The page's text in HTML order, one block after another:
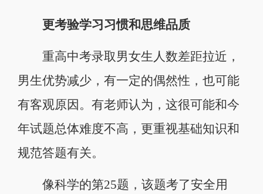
更考验学习习惯和思维品质
重高中考录取男女生人数差距拉近，
男生优势减少，有一定的偶然性，也可能
有客观原因。有老师认为，这很可能和今
年试题总体难度不高，更重视基础知识和
规范答题有关。
像科学的第25题，该题考了安全用